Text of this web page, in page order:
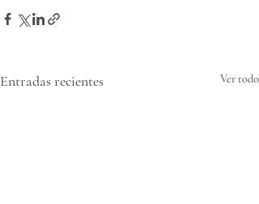
Entradas recientes Ver todo